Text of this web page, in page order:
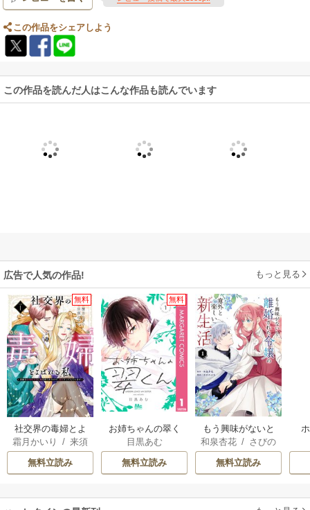
この作品をシェアしよう
この作品を読んだ人はこんな作品も読んでいます
広告で人気の作品! もっと見る
無料
社交界の毒婦とよ
ばれる私～素敵な
辺境伯令息に腕を
折られたので、責
す～
霜月かいり /来須
みかん
無料立読み
無料
お姉ちゃんの翠く
ん
目黒あむ
無料立読み
もう興味がないと
離婚された令嬢の
意外と楽しい新生
活
和泉杏花 / さびの
ぶち
無料立読み